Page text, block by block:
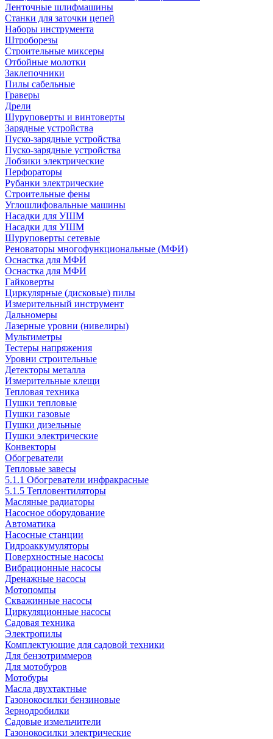
Ленточные шлифмашины
Станки для заточки цепей
Наборы инструмента
Штроборезы
Строительные миксеры
Отбойные молотки
Заклепочники
Пилы сабельные
Граверы
Дрели
Шуруповерты и винтоверты
Зарядные устройства
Пуско-зарядные устройства
Пуско-зарядные устройства
Лобзики электрические
Перфораторы
Рубанки электрические
Строительные фены
Углошлифовальные машины
Насадки для УШМ
Насадки для УШМ
Шуруповерты сетевые
Реноваторы многофункциональные (МФИ)
Оснастка для МФИ
Оснастка для МФИ
Гайковерты
Циркулярные (дисковые) пилы
Измерительный инструмент
Дальномеры
Лазерные уровни (нивелиры)
Мультиметры
Тестеры напряжения
Уровни строительные
Детекторы металла
Измерительные клещи
Тепловая техника
Пушки тепловые
Пушки газовые
Пушки дизельные
Пушки электрические
Конвекторы
Обогреватели
Тепловые завесы
5.1.1 Обогреватели инфракрасные
5.1.5 Тепловентиляторы
Масляные радиаторы
Насосное оборудование
Автоматика
Насосные станции
Гидроаккумуляторы
Поверхностные насосы
Вибрационные насосы
Дренажные насосы
Мотопомпы
Скважинные насосы
Циркуляционные насосы
Садовая техника
Электропилы
Комплектующие для садовой техники
Для бензотриммеров
Для мотобуров
Мотобуры
Масла двухтактные
Газонокосилки бензиновые
Зернодробилки
Садовые измельчители
Газонокосилки электрические